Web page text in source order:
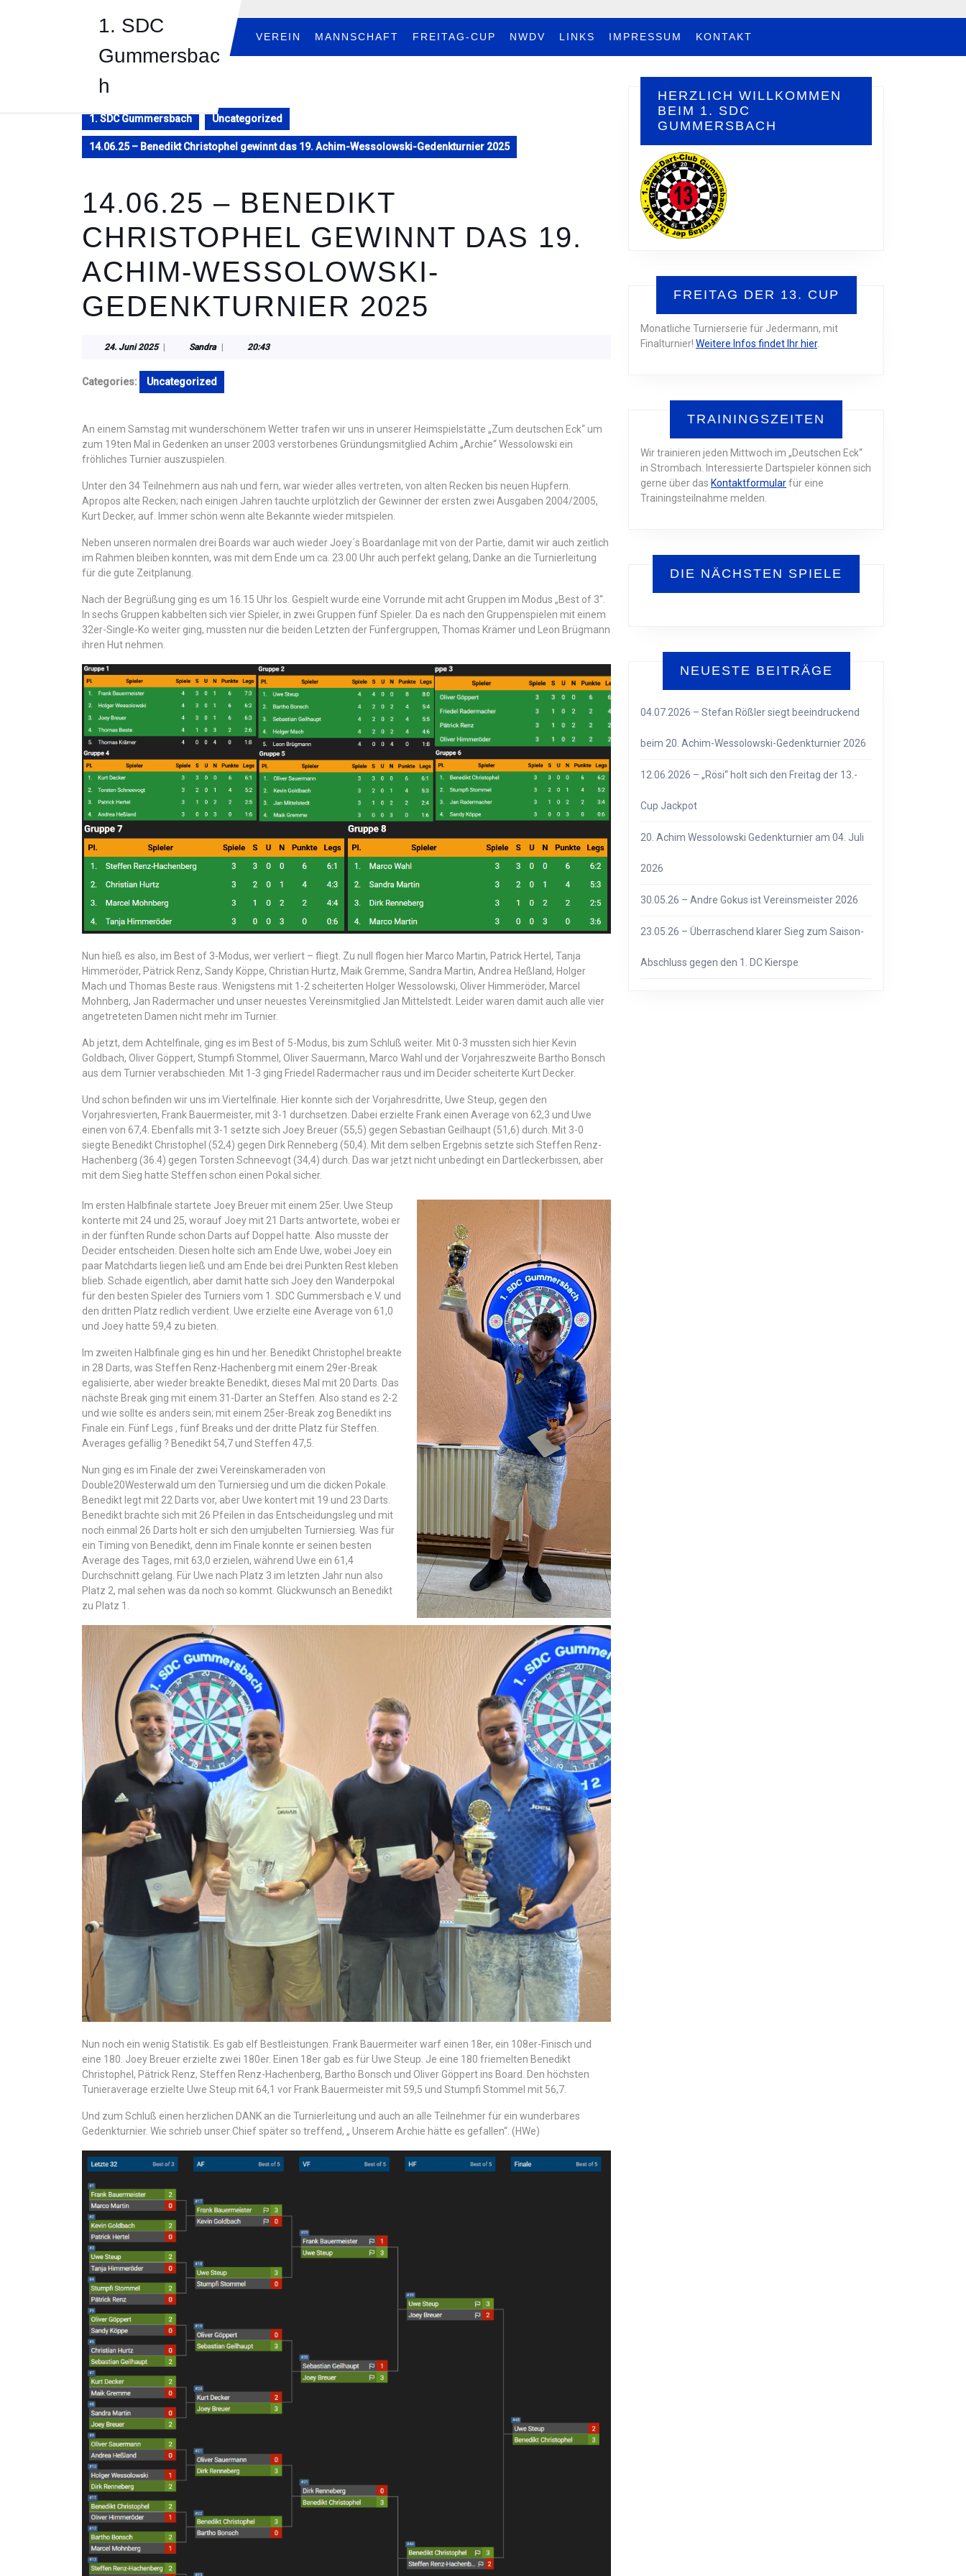
1. SDC
Gummersbac
h
VEREIN MANNSCHAFT FREITAG-CUP NWDV LINKS IMPRESSUM KONTAKT
1. SDC Gummersbach Uncategorized
14.06.25 – Benedikt Christophel gewinnt das 19. Achim-Wessolowski-Gedenkturnier 2025
14.06.25 – BENEDIKT
CHRISTOPHEL GEWINNT DAS 19.
ACHIM-WESSOLOWSKI-
GEDENKTURNIER 2025
24. Juni 202524.
2025
SandraSandra 20:43
Categories: Uncategorized
An einem Samstag mit wunderschönem Wetter trafen wir uns in unserer Heimspielstätte „Zum deutschen Eck“ um
zum 19ten Mal in Gedenken an unser 2003 verstorbenes Gründungsmitglied Achim „Archie“ Wessolowski ein
fröhliches Turnier auszuspielen.
Unter den 34 Teilnehmern aus nah und fern, war wieder alles vertreten, von alten Recken bis neuen Hüpfern.
Apropos alte Recken; nach einigen Jahren tauchte urplötzlich der Gewinner der ersten zwei Ausgaben 2004/2005,
Kurt Decker, auf. Immer schön wenn alte Bekannte wieder mitspielen.
Neben unseren normalen drei Boards war auch wieder Joey´s Boardanlage mit von der Partie, damit wir auch zeitlich
im Rahmen bleiben konnten, was mit dem Ende um ca. 23.00 Uhr auch perfekt gelang, Danke an die Turnierleitung
für die gute Zeitplanung.
Nach der Begrüßung ging es um 16.15 Uhr los. Gespielt wurde eine Vorrunde mit acht Gruppen im Modus „Best of 3“.
In sechs Gruppen kabbelten sich vier Spieler, in zwei Gruppen fünf Spieler. Da es nach den Gruppenspielen mit einem
32er-Single-Ko weiter ging, mussten nur die beiden Letzten der Fünfergruppen, Thomas Krämer und Leon Brügmann
ihren Hut nehmen.
Nun hieß es also, im Best of 3-Modus, wer verliert – fliegt. Zu null flogen hier Marco Martin, Patrick Hertel, Tanja
Himmeröder, Pätrick Renz, Sandy Köppe, Christian Hurtz, Maik Gremme, Sandra Martin, Andrea Heßland, Holger
Mach und Thomas Beste raus. Wenigstens mit 1-2 scheiterten Holger Wessolowski, Oliver Himmeröder, Marcel
Mohnberg, Jan Radermacher und unser neuestes Vereinsmitglied Jan Mittelstedt. Leider waren damit auch alle vier
angetreteten Damen nicht mehr im Turnier.
Ab jetzt, dem Achtelfinale, ging es im Best of 5-Modus, bis zum Schluß weiter. Mit 0-3 mussten sich hier Kevin
Goldbach, Oliver Göppert, Stumpfi Stommel, Oliver Sauermann, Marco Wahl und der Vorjahreszweite Bartho Bonsch
aus dem Turnier verabschieden. Mit 1-3 ging Friedel Radermacher raus und im Decider scheiterte Kurt Decker.
Und schon befinden wir uns im Viertelfinale. Hier konnte sich der Vorjahresdritte, Uwe Steup, gegen den
Vorjahresvierten, Frank Bauermeister, mit 3-1 durchsetzen. Dabei erzielte Frank einen Average von 62,3 und Uwe
einen von 67,4. Ebenfalls mit 3-1 setzte sich Joey Breuer (55,5) gegen Sebastian Geilhaupt (51,6) durch. Mit 3-0
siegte Benedikt Christophel (52,4) gegen Dirk Renneberg (50,4). Mit dem selben Ergebnis setzte sich Steffen Renz-
Hachenberg (36.4) gegen Torsten Schneevogt (34,4) durch. Das war jetzt nicht unbedingt ein Dartleckerbissen, aber
mit dem Sieg hatte Steffen schon einen Pokal sicher.
Im ersten Halbfinale startete Joey Breuer mit einem 25er. Uwe Steup
konterte mit 24 und 25, worauf Joey mit 21 Darts antwortete, wobei er
in der fünften Runde schon Darts auf Doppel hatte. Also musste der
Decider entscheiden. Diesen holte sich am Ende Uwe, wobei Joey ein
paar Matchdarts liegen ließ und am Ende bei drei Punkten Rest kleben
blieb. Schade eigentlich, aber damit hatte sich Joey den Wanderpokal
für den besten Spieler des Turniers vom 1. SDC Gummersbach e.V. und
den dritten Platz redlich verdient. Uwe erzielte eine Average von 61,0
und Joey hatte 59,4 zu bieten.
Im zweiten Halbfinale ging es hin und her. Benedikt Christophel breakte
in 28 Darts, was Steffen Renz-Hachenberg mit einem 29er-Break
egalisierte, aber wieder breakte Benedikt, dieses Mal mit 20 Darts. Das
nächste Break ging mit einem 31-Darter an Steffen. Also stand es 2-2
und wie sollte es anders sein; mit einem 25er-Break zog Benedikt ins
Finale ein. Fünf Legs , fünf Breaks und der dritte Platz für Steffen.
Averages gefällig ? Benedikt 54,7 und Steffen 47,5.
Nun ging es im Finale der zwei Vereinskameraden von
Double20Westerwald um den Turniersieg und um die dicken Pokale.
Benedikt legt mit 22 Darts vor, aber Uwe kontert mit 19 und 23 Darts.
Benedikt brachte sich mit 26 Pfeilen in das Entscheidungsleg und mit
noch einmal 26 Darts holt er sich den umjubelten Turniersieg. Was für
ein Timing von Benedikt, denn im Finale konnte er seinen besten
Average des Tages, mit 63,0 erzielen, während Uwe ein 61,4
Durchschnitt gelang. Für Uwe nach Platz 3 im letzten Jahr nun also
Platz 2, mal sehen was da noch so kommt. Glückwunsch an Benedikt
zu Platz 1.
Nun noch ein wenig Statistik. Es gab elf Bestleistungen. Frank Bauermeiter warf einen 18er, ein 108er-Finisch und
eine 180. Joey Breuer erzielte zwei 180er. Einen 18er gab es für Uwe Steup. Je eine 180 friemelten Benedikt
Christophel, Pätrick Renz, Steffen Renz-Hachenberg, Bartho Bonsch und Oliver Göppert ins Board. Den höchsten
Tunieraverage erzielte Uwe Steup mit 64,1 vor Frank Bauermeister mit 59,5 und Stumpfi Stommel mit 56,7.
Und zum Schluß einen herzlichen DANK an die Turnierleitung und auch an alle Teilnehmer für ein wunderbares
Gedenkturnier. Wie schrieb unser Chief später so treffend, „ Unserem Archie hätte es gefallen“. (HWe)
HERZLICH WILLKOMMEN
BEIM 1. SDC
GUMMERSBACH
FREITAG DER 13. CUP
Monatliche Turnierserie für Jedermann, mit
Finalturnier! Weitere Infos findet Ihr hier.
TRAININGSZEITEN
Wir trainieren jeden Mittwoch im „Deutschen Eck“
in Strombach. Interessierte Dartspieler können sich
gerne über das Kontaktformularfür eine
Trainingsteilnahme melden.
DIE NÄCHSTEN SPIELE
NEUESTE BEITRÄGE
04.07.2026 – Stefan Rößler siegt beeindruckend
beim 20. Achim-Wessolowski-Gedenkturnier 2026
12.06.2026 – „Rösi“ holt sich den Freitag der 13.-
Cup Jackpot
20. Achim Wessolowski Gedenkturnier am 04. Juli
2026
30.05.26 – Andre Gokus ist Vereinsmeister 2026
23.05.26 – Überraschend klarer Sieg zum Saison-
Abschluss gegen den 1. DC Kierspe